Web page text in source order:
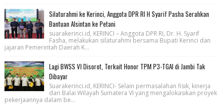
Silaturahmi ke Kerinci, Anggota DPR RI H Syarif Pasha Serahkan
Bantuan Alsintan ke Petani
suarakerinci.id, KERINCI – Anggota DPR RI, Dr. H. Syarif
Fasha, melakukan silaturahmi bersama Bupati Kerinci dan
jajaran Pemerintah Daerah K...
Lagi BWSS VI Disorot, Terkait Honor TPM P3-TGAI di Jambi Tak
Dibayar
Suarakerinci.id, KERINCI- Selain permasalahan fisik, kinerja
dari Balai Wilayah Sumatera VI yang mengalokasikan proyek
pekerjaannya dalam be...